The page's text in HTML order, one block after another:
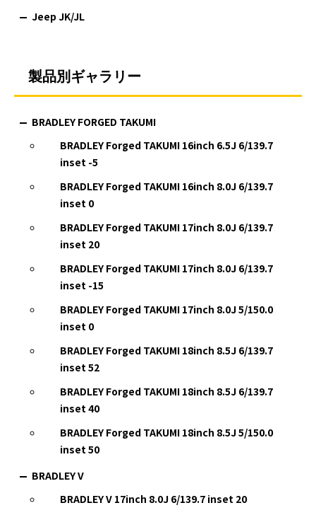
Jeep JK/JL
製品別ギャラリー
BRADLEY FORGED TAKUMI
BRADLEY Forged TAKUMI 16inch 6.5J 6/139.7
inset -5
BRADLEY Forged TAKUMI 16inch 8.0J 6/139.7
inset 0
BRADLEY Forged TAKUMI 17inch 8.0J 6/139.7
inset 20
BRADLEY Forged TAKUMI 17inch 8.0J 6/139.7
inset -15
BRADLEY Forged TAKUMI 17inch 8.0J 5/150.0
inset 0
BRADLEY Forged TAKUMI 18inch 8.5J 6/139.7
inset 52
BRADLEY Forged TAKUMI 18inch 8.5J 6/139.7
inset 40
BRADLEY Forged TAKUMI 18inch 8.5J 5/150.0
inset 50
BRADLEY V
BRADLEY V 17inch 8.0J 6/139.7 inset 20